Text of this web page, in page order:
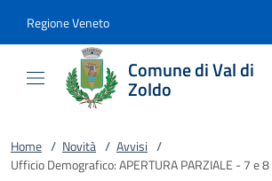
Regione Veneto
Comune di Val di
Zoldo
Home / Novità / Avvisi /
Ufficio Demografico: APERTURA PARZIALE - 7 e